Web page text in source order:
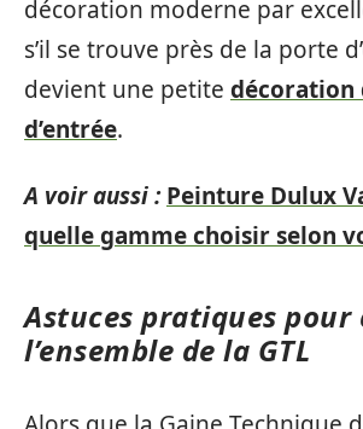
décoration moderne par
s’il se trouve près de la porte
devient une petite décoration
d’entrée.
A voir aussi : Peinture Dulux
quelle gamme choisir selon
Astuces pratiques pour
l’ensemble de la GTL